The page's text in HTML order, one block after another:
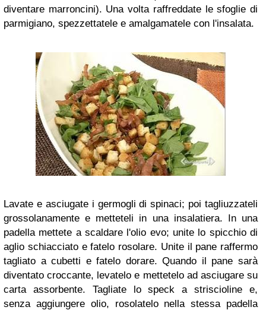
diventare marroncini). Una volta raffreddate le sfoglie di
parmigiano, spezzettatele e amalgamatele con l'insalata.
Lavate e asciugate i germogli di spinaci; poi tagliuzzateli
grossolanamente e metteteli in una insalatiera. In una
padella mettete a scaldare l'olio evo; unite lo spicchio di
aglio schiacciato e fatelo rosolare. Unite il pane raffermo
tagliato a cubetti e fatelo dorare. Quando il pane sarà
diventato croccante, levatelo e mettetelo ad asciugare su
carta assorbente. Tagliate lo speck a striscioline e,
senza aggiungere olio, rosolatelo nella stessa padella